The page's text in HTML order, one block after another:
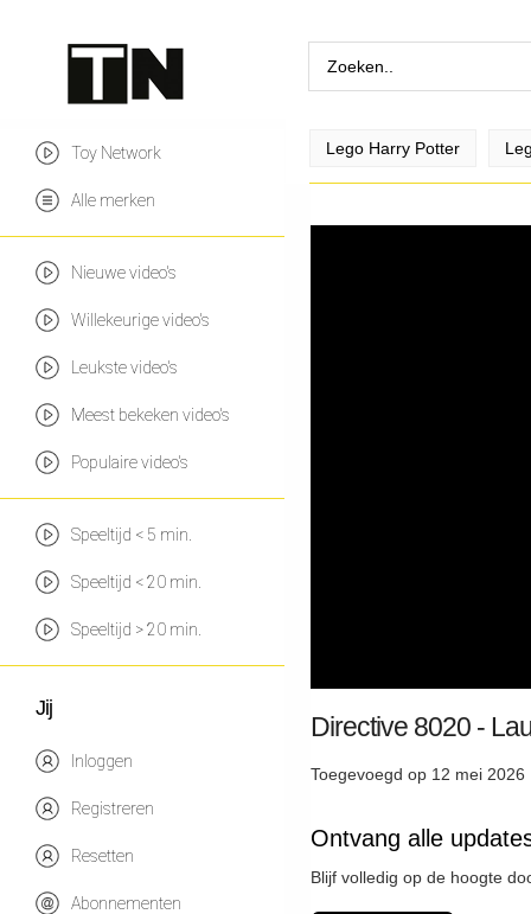
Toy Network
Alle merken
Nieuwe video's
Willekeurige video's
Leukste video's
Meest bekeken video's
Populaire video's
Speeltijd < 5 min.
Speeltijd < 20 min.
Speeltijd > 20 min.
Jij
Inloggen
Registreren
Resetten
Abonnementen
Lego Harry Potter
Directive 8020 -
Toegevoegd op 12 mei
Ontvang alle
Blijf volledig op de hoogte